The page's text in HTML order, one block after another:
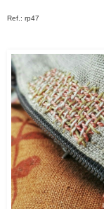
Ref.: rp47